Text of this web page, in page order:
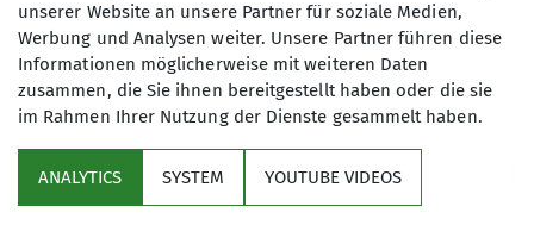
James-Franck-Ring 1b
37077 Göttingen
Sektion
unserer Website an unsere Partner für soziale Medien,
Werbung und Analysen weiter. Unsere Partner führen diese
Informationen möglicherweise mit weiteren Daten
zusammen, die Sie ihnen bereitgestellt haben oder die sie
im Rahmen Ihrer Nutzung der Dienste gesammelt haben.
ANALYTICS SYSTEM YOUTUBE VIDEOS